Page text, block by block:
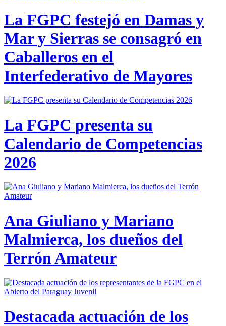
La FGPC festejó en Damas y
Mar y Sierras se consagró en
Caballeros en el
Interfederativo de Mayores
La FGPC presenta su
Calendario de Competencias
2026
Ana Giuliano y Mariano
Malmierca, los dueños del
Terrón Amateur
Destacada actuación de los